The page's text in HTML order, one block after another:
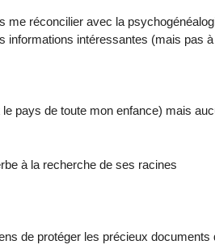
me réconcilier avec la
informations intéressantes (mais pas
le pays de toute mon enfance) mais
à la recherche de ses racines
de protéger les précieux